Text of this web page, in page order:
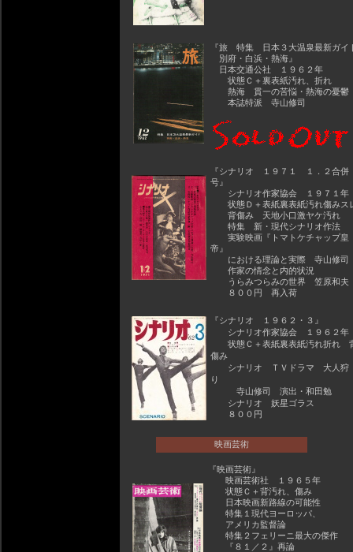
『旅 特集 日本３大温泉最新ガイ
別府・白浜・熱海』
日本交通公社 １９６２年
状態Ｃ＋裏表紙汚れ、折れ
熱海 貫一の苦悩・熱海の憂鬱
本誌特派 寺山修司
『シナリオ １９７１ １．２合併
号』
シナリオ作家協会 １９７１年
状態Ｄ＋表紙裏表紙汚れ傷みス
背傷み 天地小口激ヤケ汚れ
特集 新・現代シナリオ作法
実験映画『トマトケチャップ皇
帝』
における理論と実際 寺山修司
作家の情念と内的状況
うらみつらみの世界 笠原和夫
８００円 再入荷
『シナリオ １９６２・３』
シナリオ作家協会 １９６２年
状態Ｃ＋表紙裏表紙汚れ折れ
傷み
シナリオ ＴＶドラマ 大人狩
り
寺山修司 演出・和田勉
シナリオ 妖星ゴラス
８００円
映画芸術
『映画芸術』
映画芸術社 １９６５年
状態Ｃ＋背汚れ、傷み
日本映画新路線の可能性
特集１現代ヨーロッパ、
アメリカ監督論
特集２フェリーニ最大の傑作
『８１／２』再論